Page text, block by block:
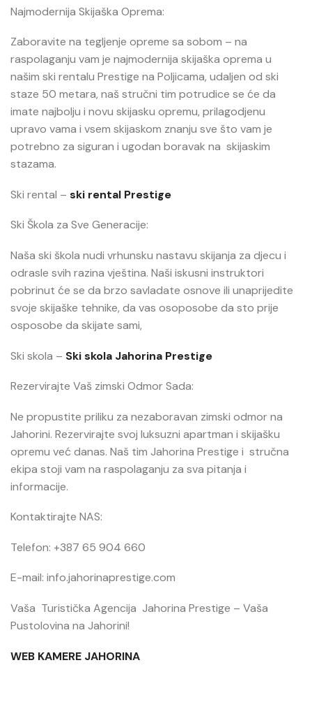
Najmodernija Skijaška Oprema:
Zaboravite na tegljenje opreme sa sobom – na
raspolaganju vam je najmodernija skijaška oprema u
našim ski rentalu Prestige na Poljicama, udaljen od ski
staze 50 metara, naš stručni tim potrudice se će da
imate najbolju i novu skijasku opremu, prilagodjenu
upravo vama i vsem skijaskom znanju sve što vam je
potrebno za siguran i ugodan boravak na skijaskim
stazama.
Ski rental – ski rental Prestige
Ski Škola za Sve Generacije:
Naša ski škola nudi vrhunsku nastavu skijanja za djecu i
odrasle svih razina vještina. Naši iskusni instruktori
pobrinut će se da brzo savladate osnove ili unaprijedite
svoje skijaške tehnike, da vas osoposobe da sto prije
osposobe da skijate sami,
Ski skola – Ski skola Jahorina Prestige
Rezervirajte Vaš zimski Odmor Sada:
Ne propustite priliku za nezaboravan zimski odmor na
Jahorini. Rezervirajte svoj luksuzni apartman i skijašku
opremu već danas. Naš tim Jahorina Prestige i stručna
ekipa stoji vam na raspolaganju za sva pitanja i
informacije.
Kontaktirajte NAS:
Telefon: +387 65 904 660
E-mail: info.jahorinaprestige.com
Vaša Turistička Agencija Jahorina Prestige – Vaša
Pustolovina na Jahorini!
WEB KAMERE JAHORINA